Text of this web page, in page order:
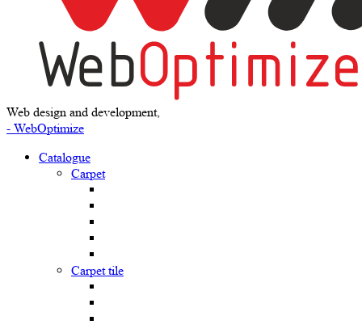
Web design and development,
- WebOptimize
Catalogue
Carpet
Carpet tile